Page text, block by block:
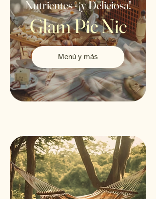
Nutrientes · ¡y Deliciosa!
Glam Pic Nic
Menú y más